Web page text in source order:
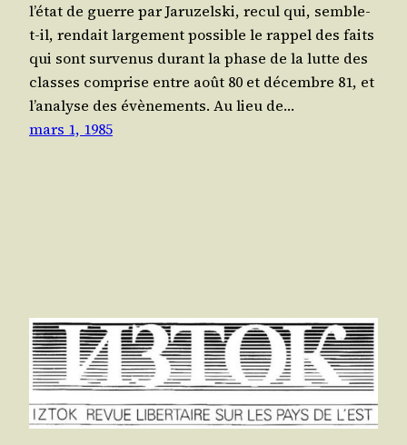
l’é­tat de guerre par Jaru­zels­ki, recul qui, semble-
t-il, ren­dait lar­ge­ment pos­sible le rap­pel des faits
qui sont sur­ve­nus durant la phase de la lutte des
classes com­prise entre août 80 et décembre 81, et
l’a­na­lyse des évènements. Au lieu de…
mars 1, 1985